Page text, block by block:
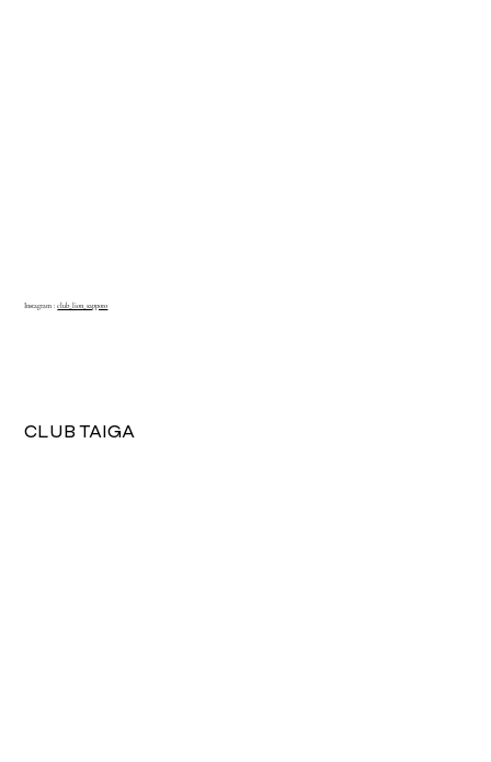
Instagram :club_lion_sapporo
CLUB TAIGA